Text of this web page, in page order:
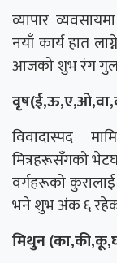
व्यापार
नयाँ कार्य हात
आजको शुभ रंग
विवादास्पद
मित्रहरूसँगको
वर्गहरूको
भने शुभ अंक ६
मिथुन